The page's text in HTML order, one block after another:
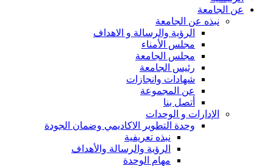
عن الجامعة
نبذه عن الجامعة
الرؤية والرسالة و الاهداف
مجلس الأمناء
مجلس الجامعة
رئيس الجامعة
شهادات وانجازات
عن المجموعة
أتصل بنا
الإدارات و الوحدات
وحدة التطوير الاكاديمي وضمان الجودة
نبذه تعريفية
الرؤية والرسالة والأهداف
مهام الوحدة